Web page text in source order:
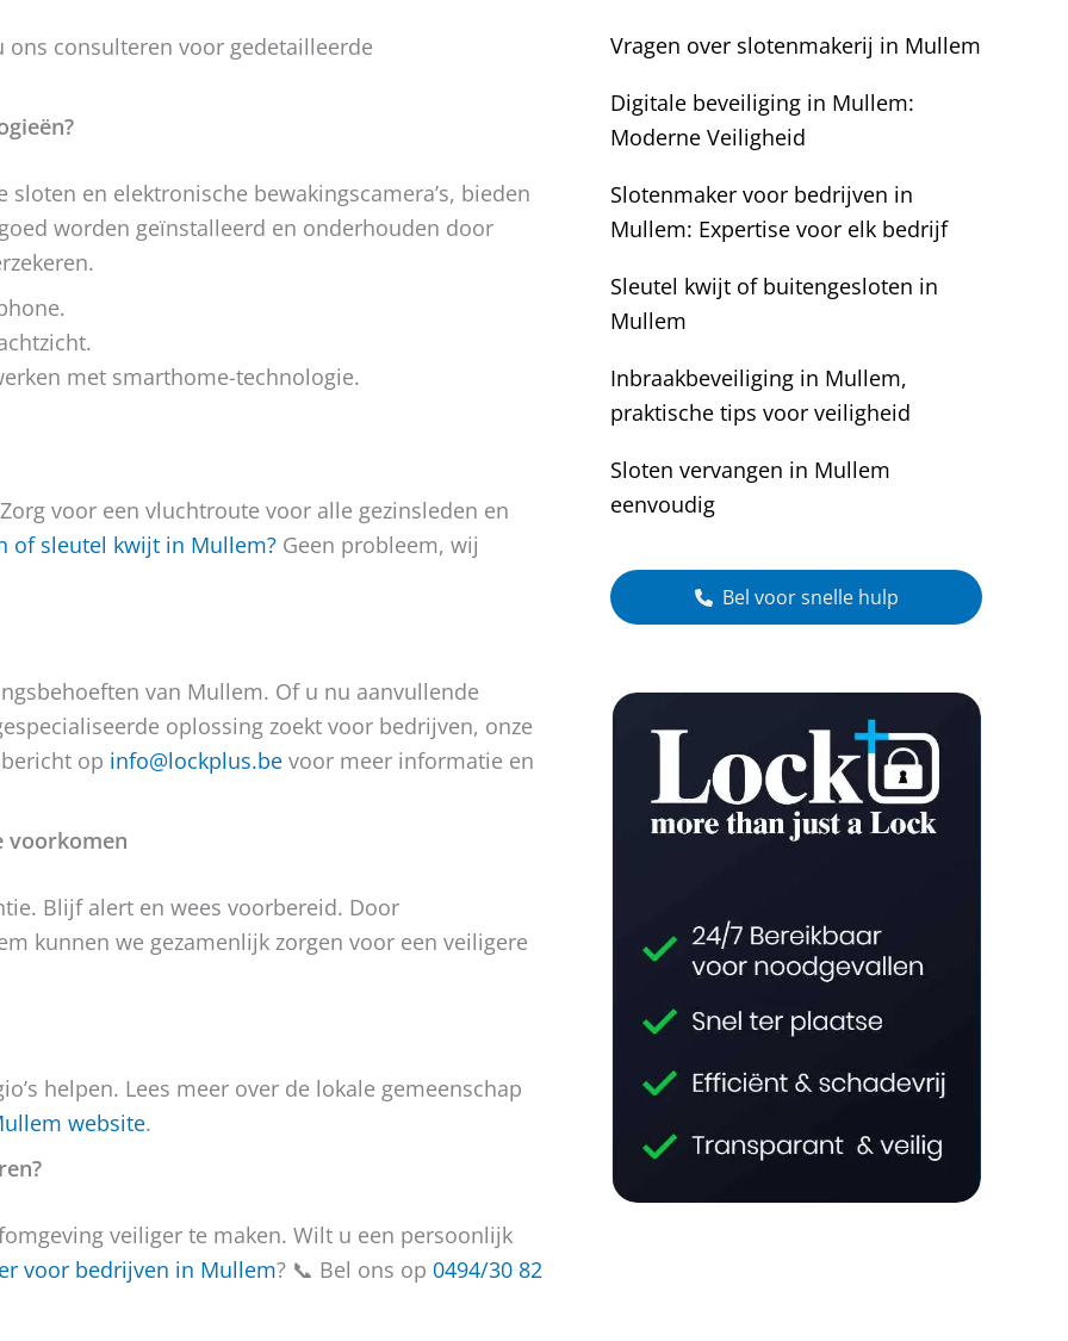
consulteren voor gedetailleerde
en elektronische bewakingscamera’s, bieden
worden geïnstalleerd en onderhouden door
met smarthome-technologie.
voor een vluchtroute voor alle gezinsleden en
of sleutel kwijt in Mullem? Geen probleem, wij
van Mullem. Of u nu aanvullende
oplossing zoekt voor bedrijven, onze
op info@lockplus.be voor meer informatie en
voorkomen
Blijf alert en wees voorbereid. Door
kunnen we gezamenlijk zorgen voor een veiligere
helpen. Lees meer over de lokale gemeenschap
website.
veiliger te maken. Wilt u een persoonlijk
voor bedrijven in Mullem? 📞 Bel ons op 0494/30 82
Vragen over slotenmakerij in Mullem
Digitale beveiliging in Mullem:
Moderne Veiligheid
Slotenmaker voor bedrijven in
Mullem: Expertise voor elk bedrijf
Sleutel kwijt of buitengesloten in
Mullem
Inbraakbeveiliging in Mullem,
praktische tips voor veiligheid
Sloten vervangen in Mullem
eenvoudig
Bel voor snelle hulp